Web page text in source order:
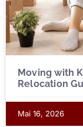
Moving with
Relocation
Mai 16, 2026